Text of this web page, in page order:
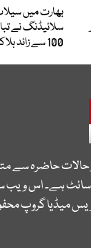
بھارت میں
سلائیڈنگ نے
100 سے زائد ہلاکتیں
حالات حاضرہ سے
ہے۔ اس ویب
میڈیا گروپ